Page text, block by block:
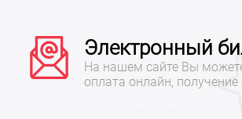
Электронный
На нашем сайте Вы
оплата онлайн,